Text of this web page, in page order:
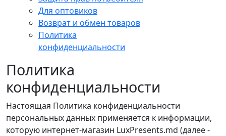
Для оптовиков
Возврат и обмен товаров
Политика
конфиденциальности
Политика
конфиденциальности
Настоящая Политика конфиденциальности
персональных данных применяется к информации,
которую интернет-магазин LuxPresents.md (далее -